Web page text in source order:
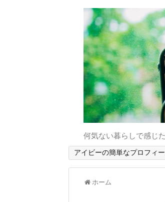
何気ない暮らしで感じ
アイビーの簡単なプロフィ
ホーム